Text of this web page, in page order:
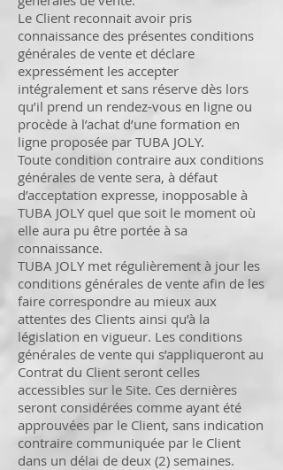
Le Client reconnait avoir pris
connaissance des présentes conditions
générales de vente et déclare
expressément les accepter
intégralement et sans réserve dès lors
qu’il prend un rendez-vous en ligne ou
procède à l’achat d’une formation en
ligne proposée par TUBA JOLY.
Toute condition contraire aux conditions
générales de vente sera, à défaut
d’acceptation expresse, inopposable à
TUBA JOLY quel que soit le moment où
elle aura pu être portée à sa
connaissance.
TUBA JOLY met régulièrement à jour les
conditions générales de vente afin de les
faire correspondre au mieux aux
attentes des Clients ainsi qu’à la
législation en vigueur. Les conditions
générales de vente qui s’appliqueront au
Contrat du Client seront celles
accessibles sur le Site. Ces dernières
seront considérées comme ayant été
approuvées par le Client, sans indication
contraire communiquée par le Client
dans un délai de deux (2) semaines.